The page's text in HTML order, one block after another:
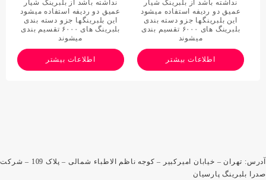
نداشته باشد از بلبرینگ شیار
عمیق دو ردیفه استفاده میشود
این بلبرینگها جزو دسته بندی
بلبرینگ های ۶۰۰۰ تقسیم بندی
میشوند
اطلاعات بیشتر
نداشته باشد از بلبرینگ شیار
عمیق دو ردیفه استفاده میشود
این بلبرینگها جزو دسته بندی
بلبرینگ های ۶۰۰۰ تقسیم بندی
میشوند
اطلاعات بیشتر
آدرس: تهران – خیابان امیرکبیر – کوجه ناظم الاطباء شمالی – پلاک 109 – شرکت
صدرا بلبرینگ پارسیان